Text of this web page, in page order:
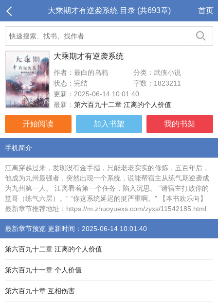
大乘期才有逆袭系统 目录 (共693章) 首页
大乘期才有逆袭系统
作者：最白的乌鸦
分类：武侠小说
状态：完结
字数：1823211
更新：2025-06-14 10:01:40
最新： 第六百九十二章 江离的个人价值
开始阅读 加入书架 我的书架
手机简介
江离穿越过来，发现没有金手指，只能老老实实的修炼，五百年后，
他成为九州最强者，突然出现一个系统，说能帮宿主从练气期逆袭成
为九州第一人。 江离看着第一个任务，陷入沉思。 “请宿主打败你的
堂哥（练气六层）。” “你这系统延迟的挺严重啊。” 【本书欢乐向】
最新章节推荐地址：https://m.zhuoyuexs.com/zyxs/11542185.html
最新章节预览 更新时间：2025-06-14 10:01:40
第六百九十二章 江离的个人价值
第六百九十一章 个人价值
第六百九十章 互相伤害